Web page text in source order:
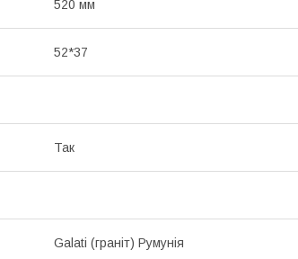
520 мм
52*37
Так
Galati (граніт) Румунія